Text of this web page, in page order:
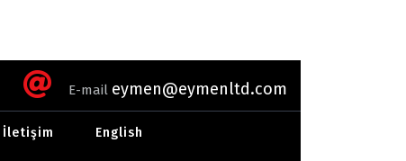
E-mail eymen@eymenltd.com
İletişim English